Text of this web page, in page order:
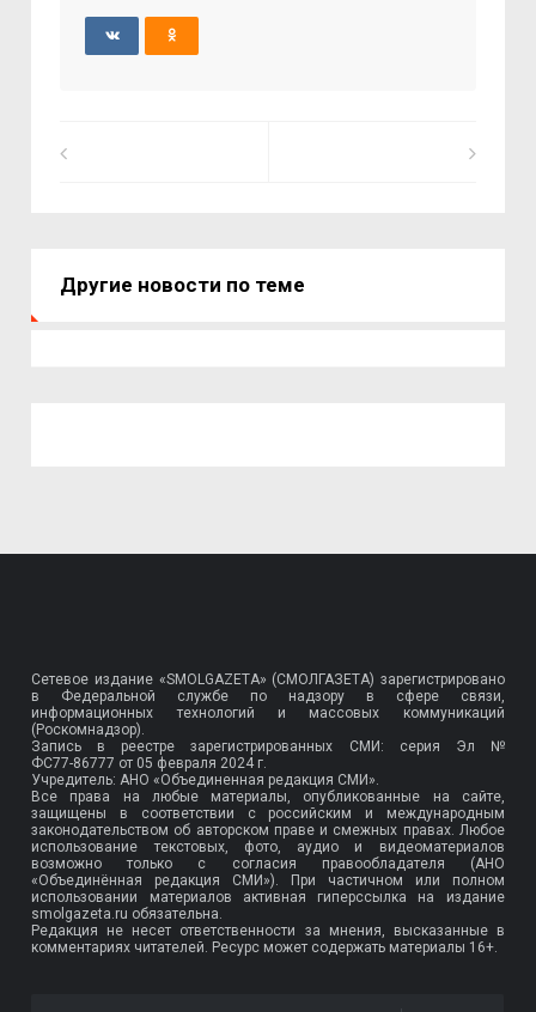
Другие новости по теме
Сетевое издание «SMOLGAZETA» (СМОЛГАЗЕТА) зарегистрировано
в Федеральной службе по надзору в сфере связи,
информационных технологий и массовых коммуникаций
(Роскомнадзор).
Запись в реестре зарегистрированных СМИ: серия Эл №
ФС77-86777 от 05 февраля 2024 г.
Учредитель: АНО «Объединенная редакция СМИ».
Все права на любые материалы, опубликованные на сайте,
защищены в соответствии с российским и международным
законодательством об авторском праве и смежных правах. Любое
использование текстовых, фото, аудио и видеоматериалов
возможно только с согласия правообладателя (АНО
«Объединённая редакция СМИ»). При частичном или полном
использовании материалов активная гиперссылка на издание
smolgazeta.ru обязательна.
Редакция не несет ответственности за мнения, высказанные в
комментариях читателей. Ресурс может содержать материалы 16+.